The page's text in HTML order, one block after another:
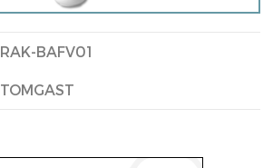
RAK-BAFV01
TOMGAST